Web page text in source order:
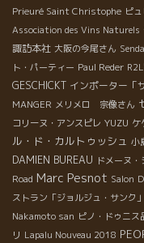
Prieuré Saint Christophe ピ
Association des Vins Naturels
諏訪本社 大阪の今尾さん
ト・パーティー Paul Reder
GESCHICKT インポーター「
MANGER メリメロ 宗像さん
コリーヌ・アンスピレ YUZU ケ
ル・ド・カルトゥッシュ 小
DAMIEN BUREAU ドメーヌ
Road Marc Pesnot Salon
ストラン「ジョルジュ・サンク」
Nakamoto san ピノ・ドゥニス
リ Lapalu Nouveau 2018